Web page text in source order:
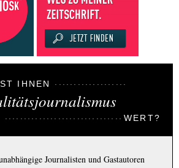
IHNEN
WERT?
Journalisten und Gastautoren